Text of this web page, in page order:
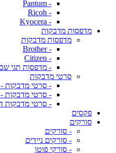
- Pantum
- Ricoh
- Kyocera
מדפסות מדבקות
מדפסות מדבקות
- Brother
- Citizen
- מדפסות תגי שם
סרטי מדבקות
- סרטי מדבקות -
- סרטי מדבקות
- סרטי מדבקות
פקסים
סורקים
- סורקים
- סורקים ניידים
- סורקי פוטו